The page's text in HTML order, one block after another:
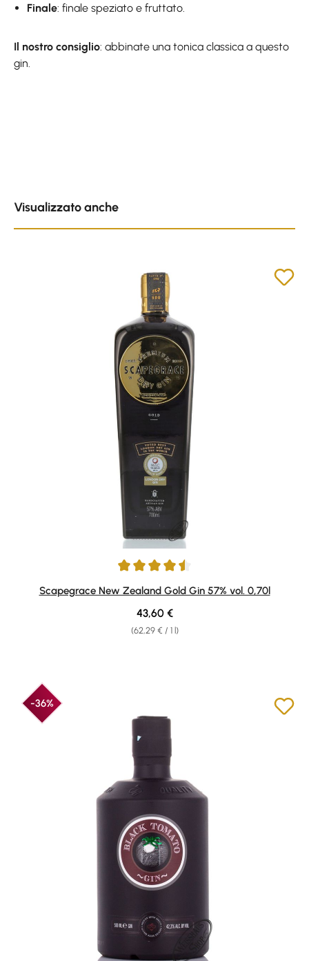
Finale: finale speziato e fruttato.
Il nostro consiglio: abbinate una tonica classica a questo
gin.
Visualizzato anche
Average rating of 4.5 out of 5 stars
Scapegrace New Zealand Gold Gin 57% vol. 0,70l
(62,29 € / 1 l)
Regular price:
43,60 €
-36%